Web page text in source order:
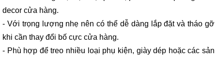
decor cửa hàng.
- Với trọng lượng nhẹ nên có thể dễ dàng lắp đặt và tháo gỡ
khi cần thay đổi bố cực cửa hàng.
- Phù hợp để treo nhiều loại phụ kiện, giày dép hoặc các sản